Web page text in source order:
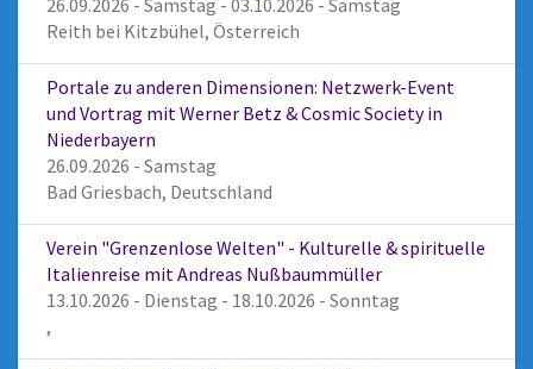
26.09.2026 - Samstag - 03.10.2026 - Samstag
Reith bei Kitzbühel, Österreich
Portale zu anderen Dimensionen: Netzwerk-Event
und Vortrag mit Werner Betz & Cosmic Society in
Niederbayern
26.09.2026 - Samstag
Bad Griesbach, Deutschland
Verein "Grenzenlose Welten" - Kulturelle & spirituelle
Italienreise mit Andreas Nußbaummüller
13.10.2026 - Dienstag - 18.10.2026 - Sonntag
,